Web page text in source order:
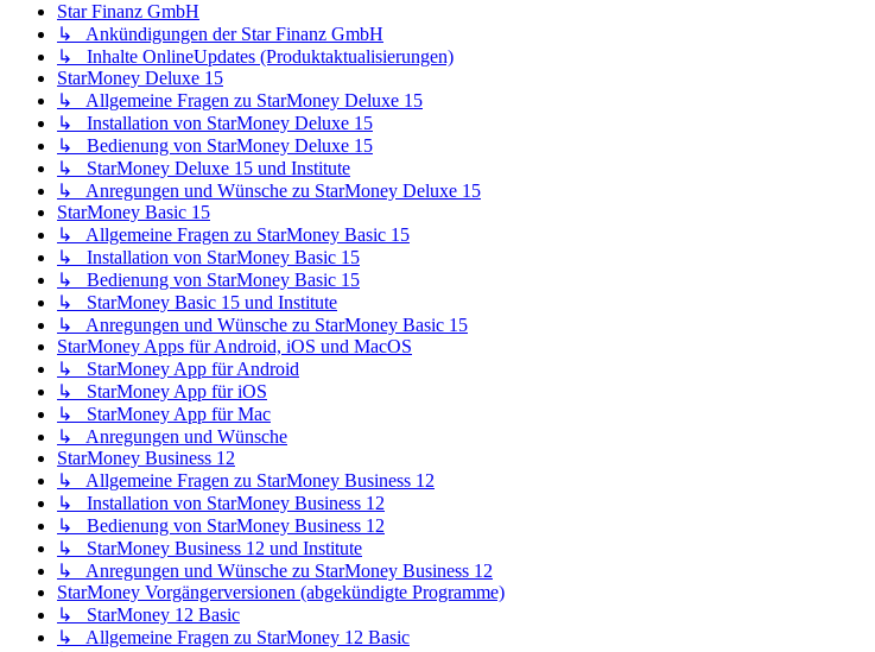
Star Finanz GmbH
↳ Ankündigungen der Star Finanz GmbH
↳ Inhalte OnlineUpdates (Produktaktualisierungen)
StarMoney Deluxe 15
↳ Allgemeine Fragen zu StarMoney Deluxe 15
↳ Installation von StarMoney Deluxe 15
↳ Bedienung von StarMoney Deluxe 15
↳ StarMoney Deluxe 15 und Institute
↳ Anregungen und Wünsche zu StarMoney Deluxe 15
StarMoney Basic 15
↳ Allgemeine Fragen zu StarMoney Basic 15
↳ Installation von StarMoney Basic 15
↳ Bedienung von StarMoney Basic 15
↳ StarMoney Basic 15 und Institute
↳ Anregungen und Wünsche zu StarMoney Basic 15
StarMoney Apps für Android, iOS und MacOS
↳ StarMoney App für Android
↳ StarMoney App für iOS
↳ StarMoney App für Mac
↳ Anregungen und Wünsche
StarMoney Business 12
↳ Allgemeine Fragen zu StarMoney Business 12
↳ Installation von StarMoney Business 12
↳ Bedienung von StarMoney Business 12
↳ StarMoney Business 12 und Institute
↳ Anregungen und Wünsche zu StarMoney Business 12
StarMoney Vorgängerversionen (abgekündigte Programme)
↳ StarMoney 12 Basic
↳ Allgemeine Fragen zu StarMoney 12 Basic